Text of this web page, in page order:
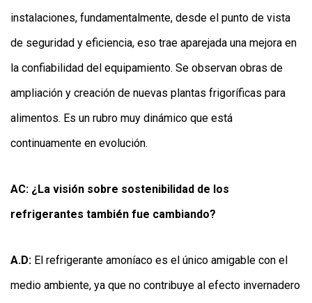
instalaciones, fundamentalmente, desde el punto de vista
de seguridad y eficiencia, eso trae aparejada una mejora en
la confiabilidad del equipamiento. Se observan obras de
ampliación y creación de nuevas plantas frigoríficas para
alimentos. Es un rubro muy dinámico que está
continuamente en evolución.
AC: ¿La visión sobre sostenibilidad de los
refrigerantes también fue cambiando?
A.D: El refrigerante amoníaco es el único amigable con el
medio ambiente, ya que no contribuye al efecto invernadero